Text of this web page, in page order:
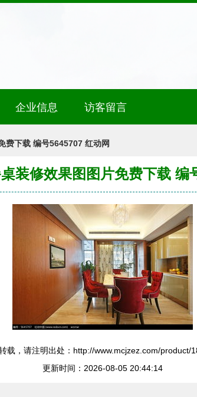
企业信息 访客留言
费下载 编号5645707 红动网
装修效果图图片免费下载 编
载，请注明出处：http://www.mcjzez.com/product/
更新时间：2026-08-05 20:44:14